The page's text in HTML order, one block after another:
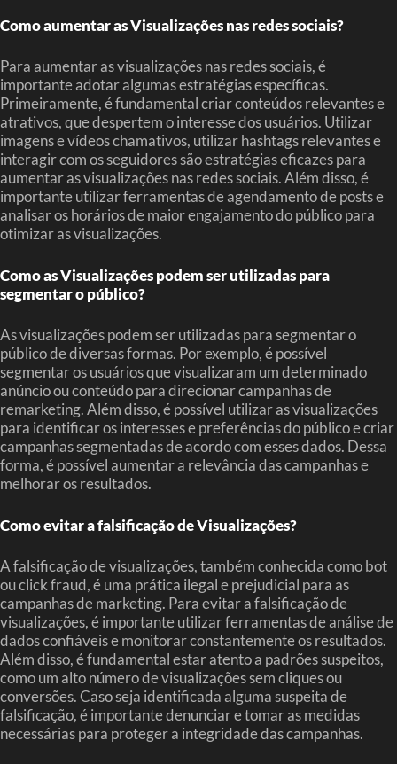
Como aumentar as Visualizações nas redes sociais?
Para aumentar as visualizações nas redes sociais, é
importante adotar algumas estratégias específicas.
Primeiramente, é fundamental criar conteúdos relevantes e
atrativos, que despertem o interesse dos usuários. Utilizar
imagens e vídeos chamativos, utilizar hashtags relevantes e
interagir com os seguidores são estratégias eficazes para
aumentar as visualizações nas redes sociais. Além disso, é
importante utilizar ferramentas de agendamento de posts e
analisar os horários de maior engajamento do público para
otimizar as visualizações.
Como as Visualizações podem ser utilizadas para
segmentar o público?
As visualizações podem ser utilizadas para segmentar o
público de diversas formas. Por exemplo, é possível
segmentar os usuários que visualizaram um determinado
anúncio ou conteúdo para direcionar campanhas de
remarketing. Além disso, é possível utilizar as visualizações
para identificar os interesses e preferências do público e criar
campanhas segmentadas de acordo com esses dados. Dessa
forma, é possível aumentar a relevância das campanhas e
melhorar os resultados.
Como evitar a falsificação de Visualizações?
A falsificação de visualizações, também conhecida como bot
ou click fraud, é uma prática ilegal e prejudicial para as
campanhas de marketing. Para evitar a falsificação de
visualizações, é importante utilizar ferramentas de análise de
dados confiáveis e monitorar constantemente os resultados.
Além disso, é fundamental estar atento a padrões suspeitos,
como um alto número de visualizações sem cliques ou
conversões. Caso seja identificada alguma suspeita de
falsificação, é importante denunciar e tomar as medidas
necessárias para proteger a integridade das campanhas.